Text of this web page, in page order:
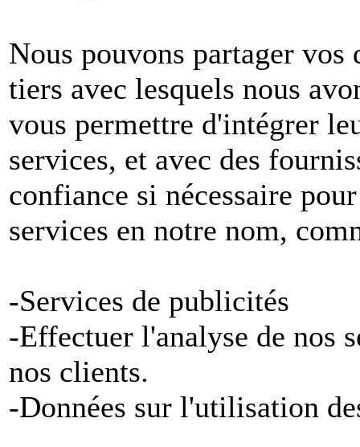
Nous pouvons partager vos
tiers avec lesquels nous
vous permettre d'intégrer
services, et avec des
confiance si nécessaire
services en notre nom,
-Services de publicités
-Effectuer l'analyse de nos
nos clients.
-Données sur l'utilisation